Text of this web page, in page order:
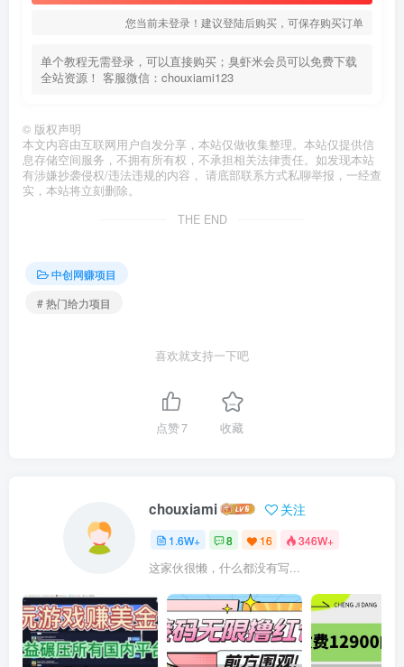
您当前未登录！建议登陆后购买，可保存购买订单
单个教程无需登录，可以直接购买；臭虾米会员可以免费下载
全站资源！ 客服微信：chouxiami123
© 版权声明
本文内容由互联网用户自发分享，本站仅做收集整理。本站仅提供信
息存储空间服务，不拥有所有权，不承担相关法律责任。如发现本站
有涉嫌抄袭侵权/违法违规的内容， 请底部联系方式私聊举报，一经查
实，本站将立刻删除。
THE END
中创网赚项目
# 热门给力项目
喜欢就支持一下吧
点赞7 收藏
chouxiami 关注
1.6W+ 8 16 346W+
这家伙很懒，什么都没有写...